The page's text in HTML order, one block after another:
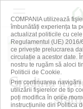
Gradina in
COMPANIA utilizează
îmbunătăți experiența ta
actualizat politicile cu
Regulamentul (UE)
ce privește prelucrarea
circulație a acestor date.
nostru te rugăm să aloci
Politicii de Cookie.
Prin continuarea
utilizării fişierelor de tip
poți modifica în orice
instrucțiunile din Politica